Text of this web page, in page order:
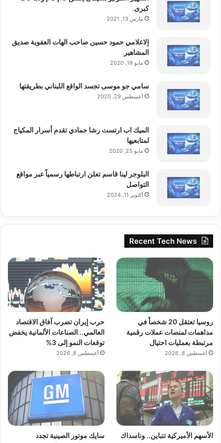
يشعر أنه يمكن النجاة من الغابة
إنسانية منا”.
كانت الذاكرة تمر عبر دوائرها مثل الحلم. تقدمت
إلى الأمام، وصرخت الماكينات لها.
“لماذا؟” سألت، صوتها مشوه من الإهمال.
نظر بعيدا وعيناه مبللة. “لأن الأمر انتهى. البعض
منا نجا هناك. ظننا أنكم قد متم جميعاً… الآن حان
وقت إعادة البناء. لم نكن نعلم أنكم مازلتم…
تنتظرون”.
اهتز معالج جريتيل. “كنت أنتظر… الأوامر. من
همس قائلاً: “أعرف”.
عيونهم كل شيء. سقطت نظرتها على الأرض،
حيث استقر الغبار المعدني لرفاقها الذين سقطوا
على مر السنين، بقايا فضية اختلطت بحصى عالم
كبرى.
مارس 13, 2021
إلاعلامي حمود حسين صاحب الهات العفوية صديق
المشاهير
مايو 19, 2020
سامي جو موسى تجسد الواقع اللبناني بطريقتها
أغسطس 29, 2020
الميك اب ارتست رشا حمادي تقدم أسرار المكياج
لمتابعيها
مايو 25, 2020
البلوجر لينا قاسم تعلن ارتباطها رسمياً عبر مواقع
التواصل
أكتوبر 11, 2024
Recent Tech News
روسيا تعتقل 20 شخصاً في
مداهمات لمنصات عملات رقمية
مرتبطة بعمليات احتيال
أغسطس 8, 2026
حرب إيران تضرب آفاق الاقتصاد
العالمي.. الصناعات الألمانية يخفض
توقعات النمو إلى 3%
أغسطس 8, 2026
الأسهم الأميركية تتباين.. وناسداك
سايك موتور الصينية تجدد